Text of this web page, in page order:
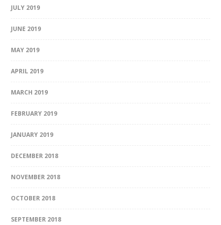
JULY 2019
JUNE 2019
MAY 2019
APRIL 2019
MARCH 2019
FEBRUARY 2019
JANUARY 2019
DECEMBER 2018
NOVEMBER 2018
OCTOBER 2018
SEPTEMBER 2018